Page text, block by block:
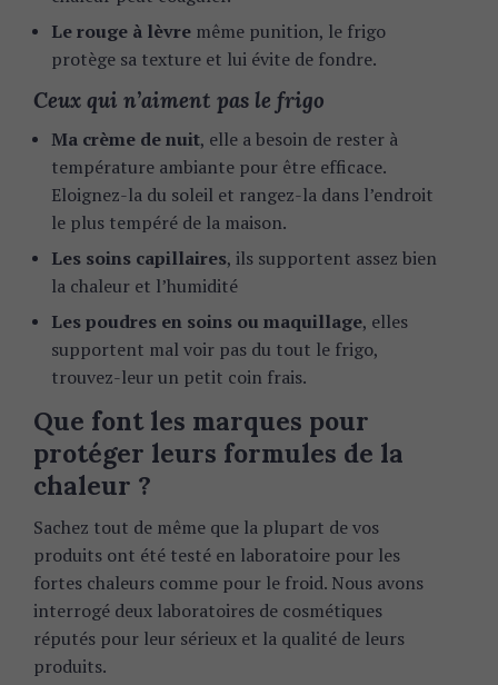
Le rouge à lèvremême punition, le frigo
protège sa texture et lui évite de fondre.
Ceux qui n’aiment pas le frigo
Ma crème de nuit, elle a besoin de rester à
température ambiante pour être efficace.
Eloignez-la du soleil et rangez-la dans l’endroit
le plus tempéré de la maison.
Les soins capillaires, ils supportent assez bien
la chaleur et l’humidité
Les poudres en soins ou maquillage, elles
supportent mal voir pas du tout le frigo,
trouvez-leur un petit coin frais.
Que font les marques pour
protéger leurs formules de la
chaleur ?
Sachez tout de même que la plupart de vos
produits ont été testé en laboratoire pour les
fortes chaleurs comme pour le froid. Nous avons
interrogé deux laboratoires de cosmétiques
réputés pour leur sérieux et la qualité de leurs
produits.